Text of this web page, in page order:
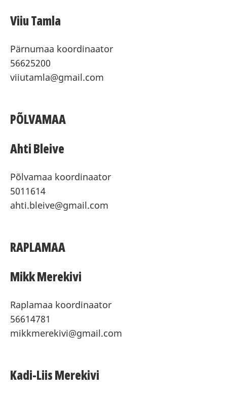
Viiu Tamla
Pärnumaa koordinaator
56625200
viiutamla@gmail.com
PÕLVAMAA
Ahti Bleive
Põlvamaa koordinaator
5011614
ahti.bleive@gmail.com
RAPLAMAA
Mikk Merekivi
Raplamaa koordinaator
56614781
mikkmerekivi@gmail.com
Kadi-Liis Merekivi